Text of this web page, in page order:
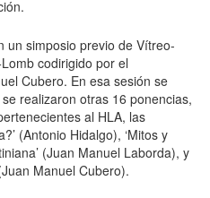
un simposio previo de Vítreo-
codirigido por el
Cubero. En esa sesión se
realizaron otras 16 ponencias,
al HLA, las
(Antonio Hidalgo), ‘Mitos y
(Juan Manuel Laborda), y
Manuel Cubero).